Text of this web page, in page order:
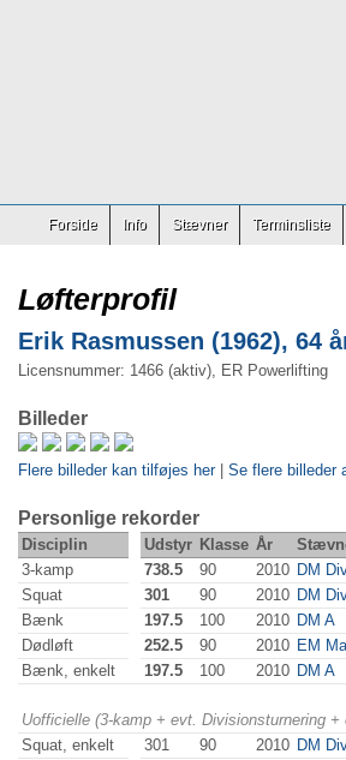
Forside Info Stævner Terminsliste
Løfterprofil
Erik Rasmussen (1962), 64
Licensnummer: 1466 (aktiv), ER Powerlifting
Billeder
Flere billeder kan tilføjes her| Se flere billeder
Personlige rekorder
Disciplin Udstyr Klasse År
3-kamp
738.5 90 2010 DM
Squat
301 90 2010 DM
Bænk
197.5 100 2010 DM A
Dødløft
252.5 90 2010 EM
Bænk, enkelt
197.5 100 2010 DM A
Uofficielle (3-kamp + evt. Divisionsturnering
Squat, enkelt
301 90 2010 DM